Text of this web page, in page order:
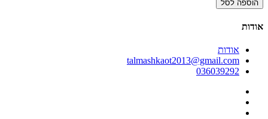
הוספה לסל
אודות
אודות
talmashkaot2013@gmail.com
036039292